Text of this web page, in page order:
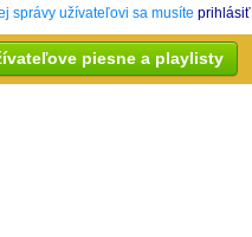
správy užívateľovi sa musíte prihlásiť
piesne a playlisty